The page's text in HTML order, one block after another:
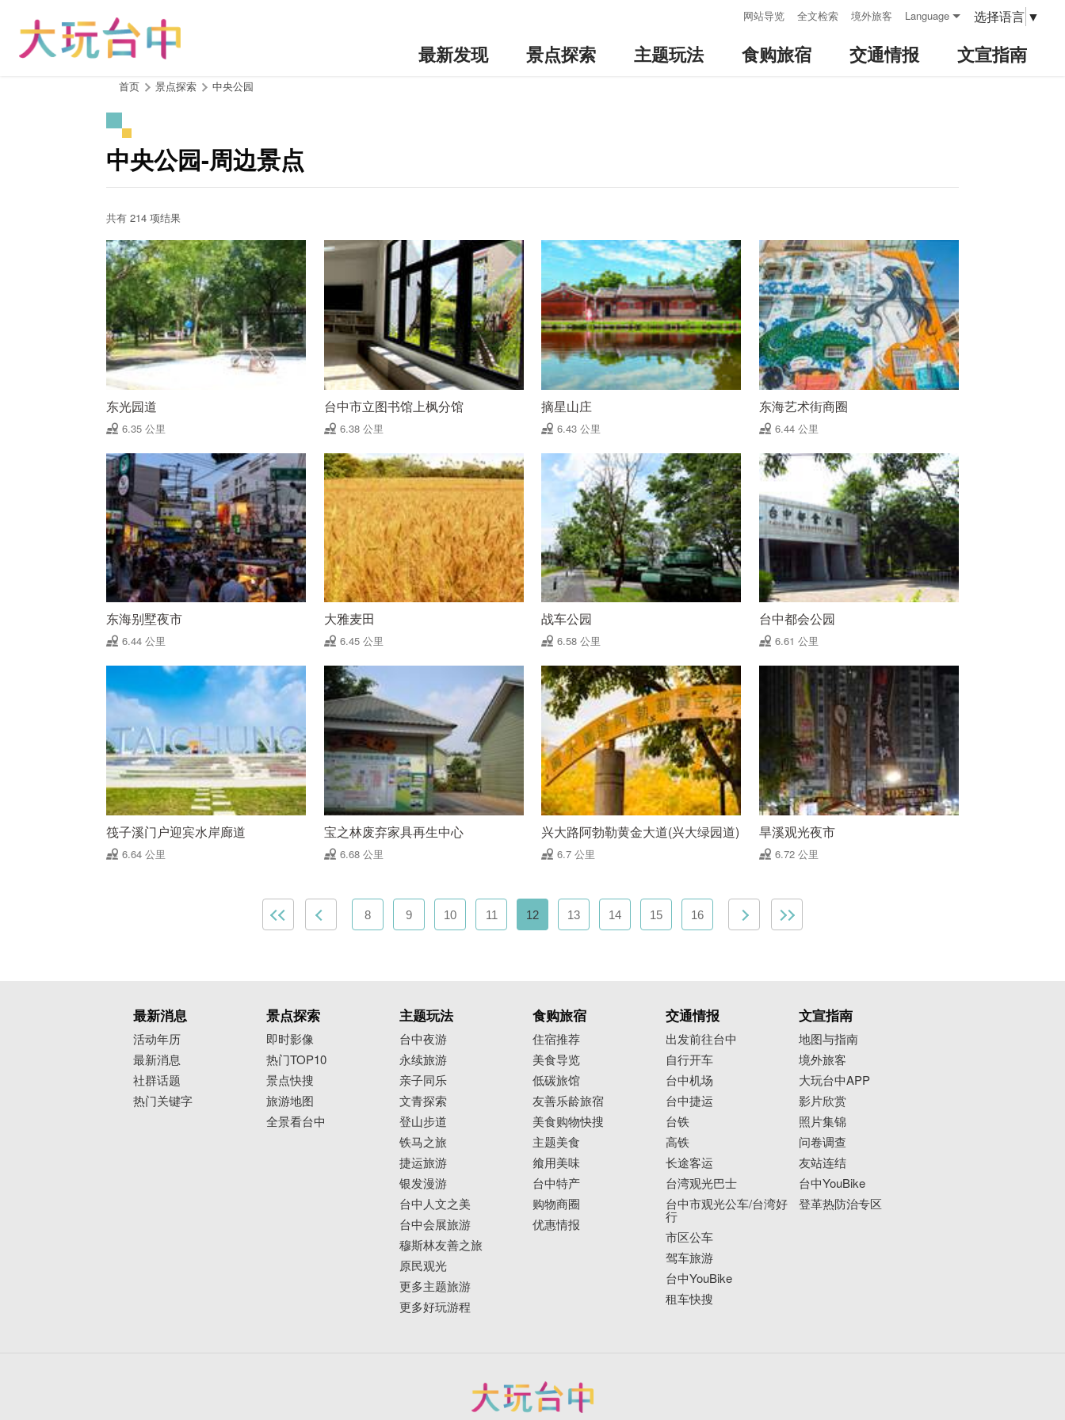
网站导览 全文检索 境外旅客 Language 选择语言 ▼
最新发现 景点探索 主题玩法 食购旅宿 交通情报 文宣指南
首页 景点探索 中央公园
中央公园-周边景点
共有 214 项结果
东光园道
6.35 公里
台中市立图书馆上枫分馆
6.38 公里
摘星山庄
6.43 公里
东海艺术街商圈
6.44 公里
东海别墅夜市
6.44 公里
大雅麦田
6.45 公里
战车公园
6.58 公里
台中都会公园
6.61 公里
筏子溪门户迎宾水岸廊道
6.64 公里
宝之林废弃家具再生中心
6.68 公里
兴大路阿勃勒黄金大道(兴大绿园道)
6.7 公里
旱溪观光夜市
6.72 公里
8 9 10 11 12 13 14 15 16
最新消息
活动年历
最新消息
社群话题
热门关键字
景点探索
即时影像
热门TOP10
景点快搜
旅游地图
全景看台中
主题玩法
台中夜游
永续旅游
亲子同乐
文青探索
登山步道
铁马之旅
捷运旅游
银发漫游
台中人文之美
台中会展旅游
穆斯林友善之旅
原民观光
更多主题旅游
更多好玩游程
食购旅宿
住宿推荐
美食导览
低碳旅馆
友善乐龄旅宿
美食购物快搜
主题美食
飨用美味
台中特产
购物商圈
优惠情报
交通情报
出发前往台中
自行开车
台中机场
台中捷运
台铁
高铁
长途客运
台湾观光巴士
台中市观光公车/台湾好
行
市区公车
驾车旅游
台中YouBike
租车快搜
文宣指南
地图与指南
境外旅客
大玩台中APP
影片欣赏
照片集锦
问卷调查
友站连结
台中YouBike
登革热防治专区